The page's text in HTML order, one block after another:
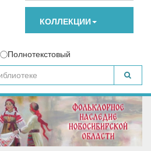
КОЛЛЕКЦИИ
Полнотекстовый